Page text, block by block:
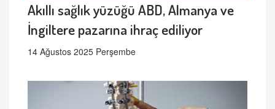
Akıllı sağlık yüzüğü ABD, Almanya ve
İngiltere pazarına ihraç ediliyor
14 Ağustos 2025 Perşembe